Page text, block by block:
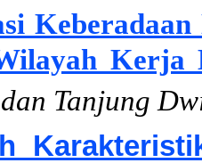
Kerja
Tanjung